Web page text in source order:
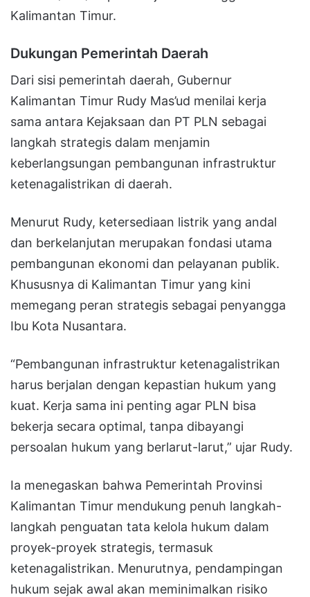
Kalimantan Timur.
Dukungan Pemerintah Daerah
Dari sisi pemerintah daerah, Gubernur
Kalimantan Timur Rudy Mas’ud menilai kerja
sama antara Kejaksaan dan PT PLN sebagai
langkah strategis dalam menjamin
keberlangsungan pembangunan infrastruktur
ketenagalistrikan di daerah.
Menurut Rudy, ketersediaan listrik yang andal
dan berkelanjutan merupakan fondasi utama
pembangunan ekonomi dan pelayanan publik.
Khususnya di Kalimantan Timur yang kini
memegang peran strategis sebagai penyangga
Ibu Kota Nusantara.
“Pembangunan infrastruktur ketenagalistrikan
harus berjalan dengan kepastian hukum yang
kuat. Kerja sama ini penting agar PLN bisa
bekerja secara optimal, tanpa dibayangi
persoalan hukum yang berlarut-larut,” ujar Rudy.
Ia menegaskan bahwa Pemerintah Provinsi
Kalimantan Timur mendukung penuh langkah-
langkah penguatan tata kelola hukum dalam
proyek-proyek strategis, termasuk
ketenagalistrikan. Menurutnya, pendampingan
hukum sejak awal akan meminimalkan risiko